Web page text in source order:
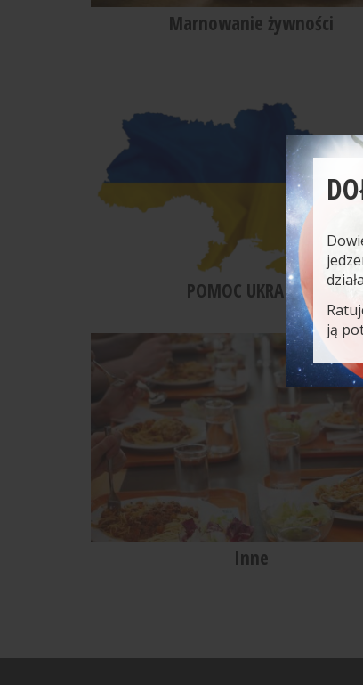
Marnowanie żywności
POMOC UKRAINIE
Inne
ją